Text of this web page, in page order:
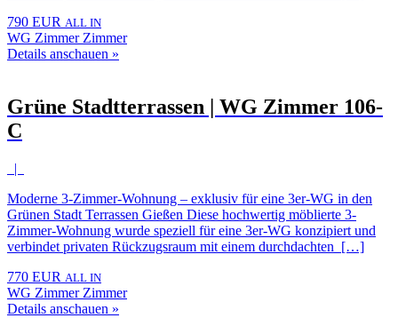
790 EUR ALL IN
WG Zimmer Zimmer
Details anschauen »
Grüne Stadtterrassen | WG Zimmer 106-
C
|
Moderne 3-Zimmer-Wohnung – exklusiv für eine 3er-WG in den
Grünen Stadt Terrassen Gießen Diese hochwertig möblierte 3-
Zimmer-Wohnung wurde speziell für eine 3er-WG konzipiert und
verbindet privaten Rückzugsraum mit einem durchdachten […]
770 EUR ALL IN
WG Zimmer Zimmer
Details anschauen »